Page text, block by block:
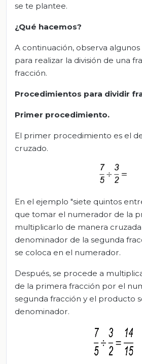
se te plantee.
¿Qué hacemos?
A continuación, observa
para realizar la división de una
fracción.
Procedimientos para dividir
Primer procedimiento.
El primer procedimiento es el
cruzado.
En el ejemplo "siete quintos
que tomar el numerador de la
multiplicarlo de manera
denominador de la segunda
se coloca en el numerador.
Después, se procede a
de la primera fracción por el
segunda fracción y el producto
denominador.